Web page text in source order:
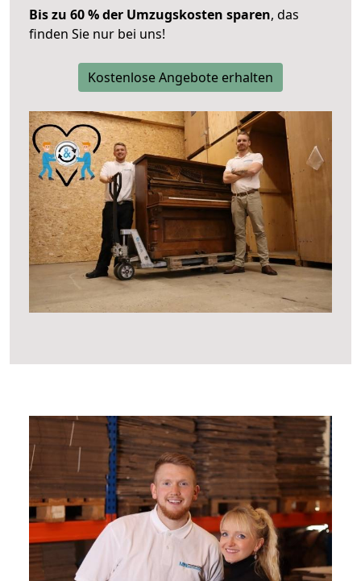
Bis zu 60 % der Umzugskosten sparen, das
finden Sie nur bei uns!
Kostenlose Angebote erhalten